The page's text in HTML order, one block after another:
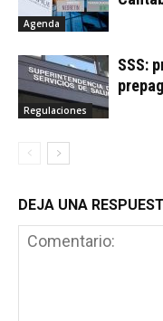
Agenda
Regulaciones
SSS:
DEJA UNA